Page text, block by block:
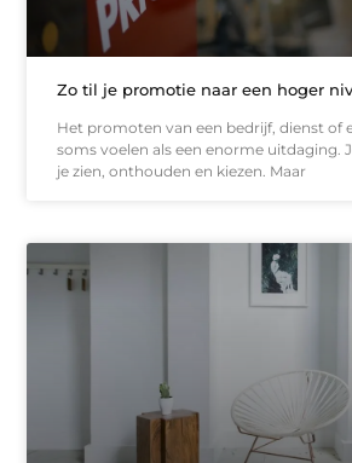
Zo til je promotie naar een hoger
Het promoten van een bedrijf, dienst of
soms voelen als een enorme uitdaging.
je zien, onthouden en kiezen. Maar